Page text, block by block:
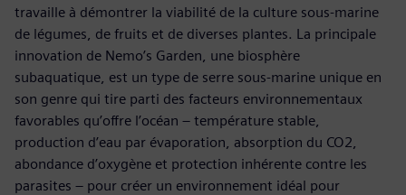
travaille à démontrer la viabilité de la culture sous-marine
de légumes, de fruits et de diverses plantes. La principale
innovation de Nemo’s Garden, une biosphère
subaquatique, est un type de serre sous-marine unique en
son genre qui tire parti des facteurs environnementaux
favorables qu’offre l’océan – température stable,
production d’eau par évaporation, absorption du CO2,
abondance d’oxygène et protection inhérente contre les
parasites – pour créer un environnement idéal pour